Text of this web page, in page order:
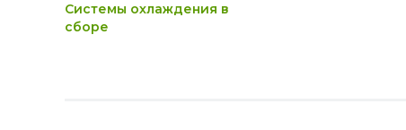
Системы охлаждения в
сборе